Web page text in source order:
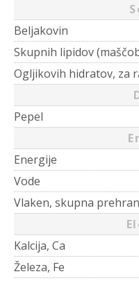
Beljakovin
Skupnih lipidov
Ogljikovih hidratov, za
Pepel
Energije
Vode
Vlaken, skupna
Kalcija, Ca
Železa, Fe